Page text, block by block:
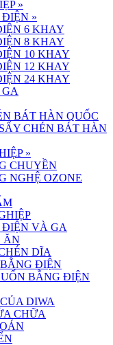
»
ĐIỆN »
6 KHAY
8 KHAY
10 KHAY
12 KHAY
24 KHAY
BÁT HÀN QUỐC
CHÉN BÁT HÀN
»
CHUYỀN
NGHỆ OZONE
ĐIỆN VÀ GA
ĂN
DĨA
ĐIỆN
BẰNG ĐIỆN
DIWA
CHỮA